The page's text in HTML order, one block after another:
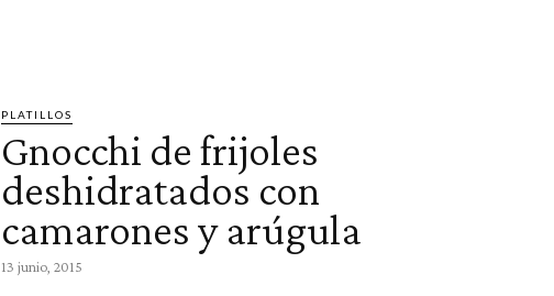
PLATILLOS
Gnocchi de frijoles
deshidratados con
camarones y arúgula
13 junio, 2015